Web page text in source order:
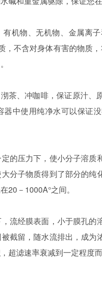
机物、无机物、金属离
，不含对身体有害的物质
茶、冲咖啡，保证原汁
中使用纯净水可以保证
的压力下，使小分子溶
分子物质得到了部分的
20－1000A°之间。
流经膜表面，小于膜孔
截留，随水流排出，成
超滤速率衰减到一定程度